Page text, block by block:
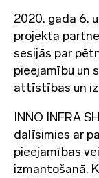
2020. gada 6.
projekta
sesijās par
pieejamību un
attīstības un
INNO INFRA
dalīsimies ar
pieejamības
izmantošanā.